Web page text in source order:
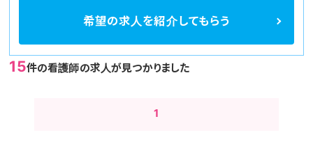
希望の求人を紹介してもらう
15件の看護師の求人が見つかりました
1